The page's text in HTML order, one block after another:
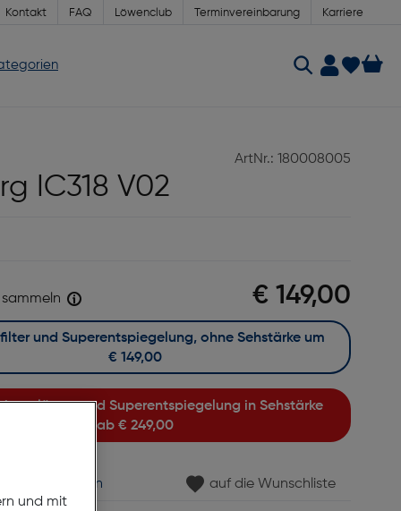
Kontakt FAQ Löwenclub Terminvereinbarung Karriere
ArtNr.: 180008005
IC318 V02
€ 149,00
ab€ 249,00
€ 149,00
vereinbaren auf die Wunschliste
und mit